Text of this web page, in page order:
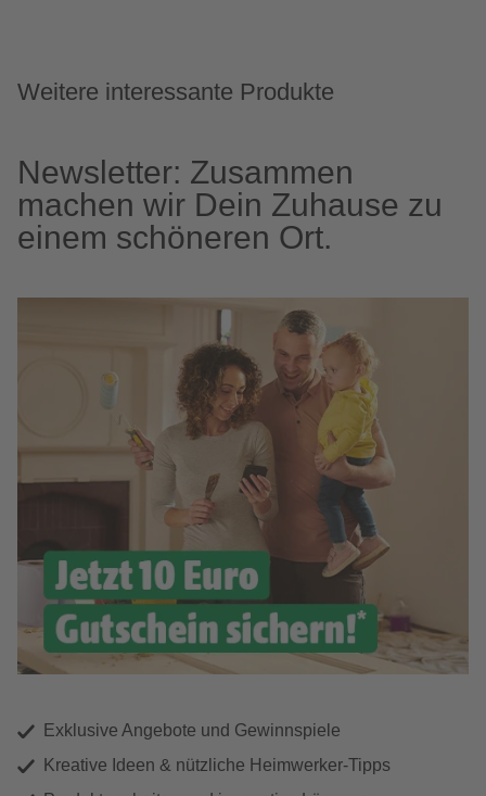
Weitere interessante Produkte
Newsletter: Zusammen
machen wir Dein Zuhause zu
einem schöneren Ort.
Exklusive Angebote und Gewinnspiele
Kreative Ideen & nützliche Heimwerker-Tipps